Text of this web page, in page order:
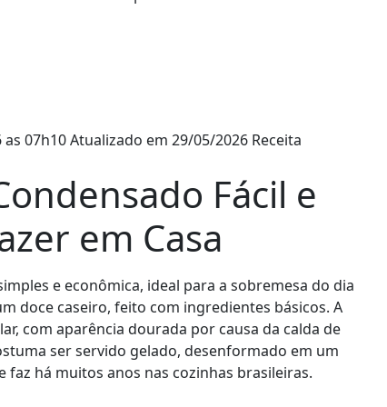
07h10Atualizado em 29/05/2026 Receita
Fácil e
em Casa
e econômica, ideal para a sobremesa do dia
doce caseiro, feito com ingredientes básicos. A
com aparência dourada por causa da calda de
ser servido gelado, desenformado em um
há muitos anos nas cozinhas brasileiras.